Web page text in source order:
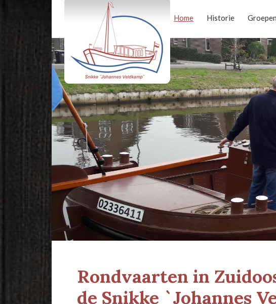
Home Historie Groepen
Rondvaarten in
de Snikke `Johannes